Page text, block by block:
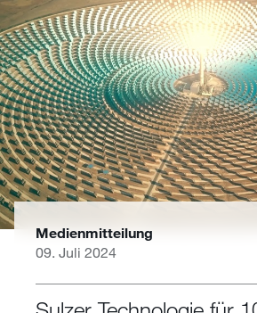
Medienmitteilung
09. Juli 2024